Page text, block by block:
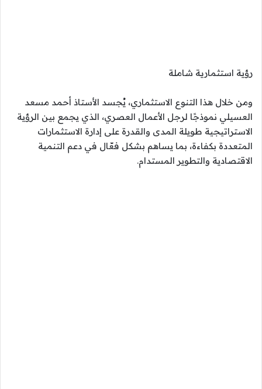
رؤية استثمارية شاملة
ومن خلال هذا التنوع الاستثماري، يُجسد الأستاذ أحمد مسعد
العسيلي نموذجًا لرجل الأعمال العصري، الذي يجمع بين الرؤية
الاستراتيجية طويلة المدى والقدرة على إدارة الاستثمارات
المتعددة بكفاءة، بما يساهم بشكل فعّال في دعم التنمية
الاقتصادية والتطوير المستدام.